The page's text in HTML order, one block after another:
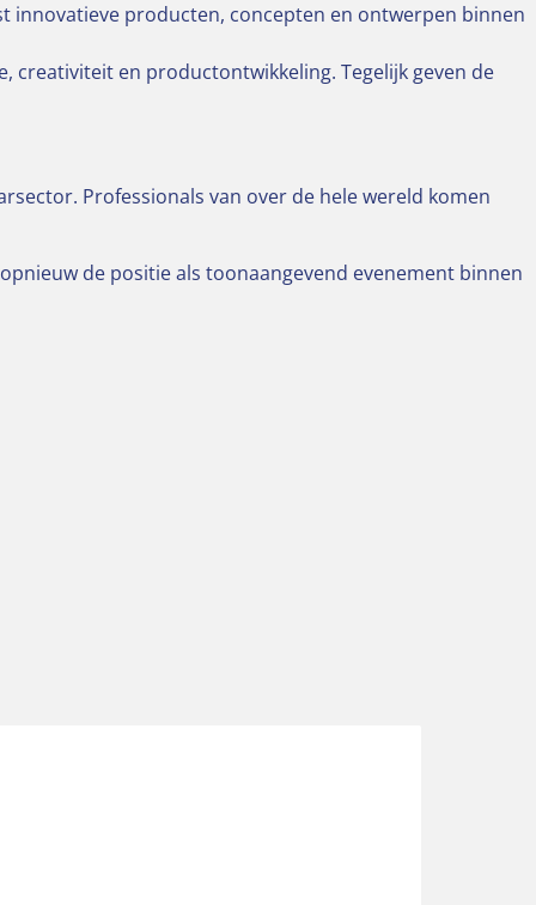
innovatieve producten, concepten en ontwerpen binnen
creativiteit en productontwikkeling. Tegelijk geven de
Professionals van over de hele wereld komen
de positie als toonaangevend evenement binnen